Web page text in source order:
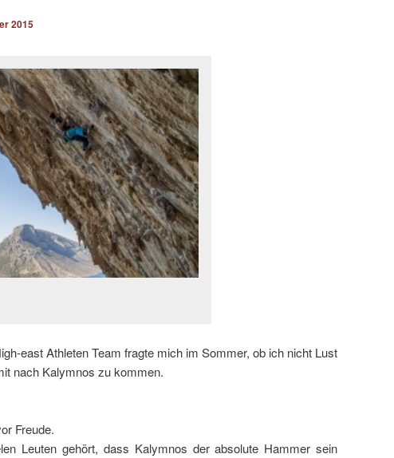
2015
east Athleten Team fragte mich im Sommer, ob ich nicht Lust
nach Kalymnos zu kommen.
Freude.
Leuten gehört, dass Kalymnos der absolute Hammer sein